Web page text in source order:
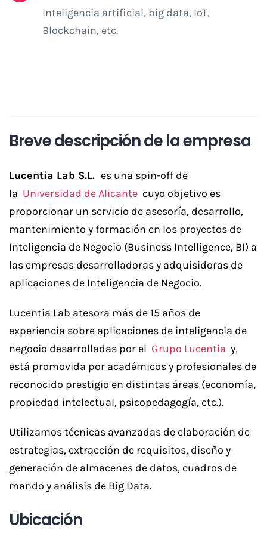
Inteligencia artificial, big data, IoT,
Blockchain, etc.
Breve descripción de la empresa
Lucentia Lab S.L. es una spin-off de
la Universidad de Alicante cuyo objetivo es
proporcionar un servicio de asesoría, desarrollo,
mantenimiento y formación en los proyectos de
Inteligencia de Negocio (Business Intelligence, BI) a
las empresas desarrolladoras y adquisidoras de
aplicaciones de Inteligencia de Negocio.
Lucentia Lab atesora más de 15 años de
experiencia sobre aplicaciones de inteligencia de
negocio desarrolladas por el Grupo Lucentia y,
está promovida por académicos y profesionales de
reconocido prestigio en distintas áreas (economía,
propiedad intelectual, psicopedagogía, etc.).
Utilizamos técnicas avanzadas de elaboración de
estrategias, extracción de requisitos, diseño y
generación de almacenes de datos, cuadros de
mando y análisis de Big Data.
Ubicación